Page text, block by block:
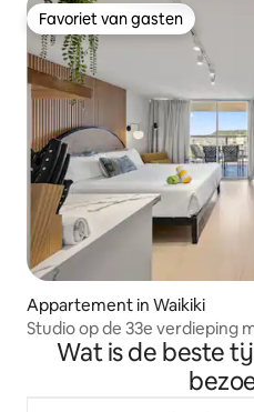
Favoriet van gasten
Favoriet van gasten
Appartement in Waikiki
Studio op de 33e verdieping
Head en de oceaan
Wat is de beste